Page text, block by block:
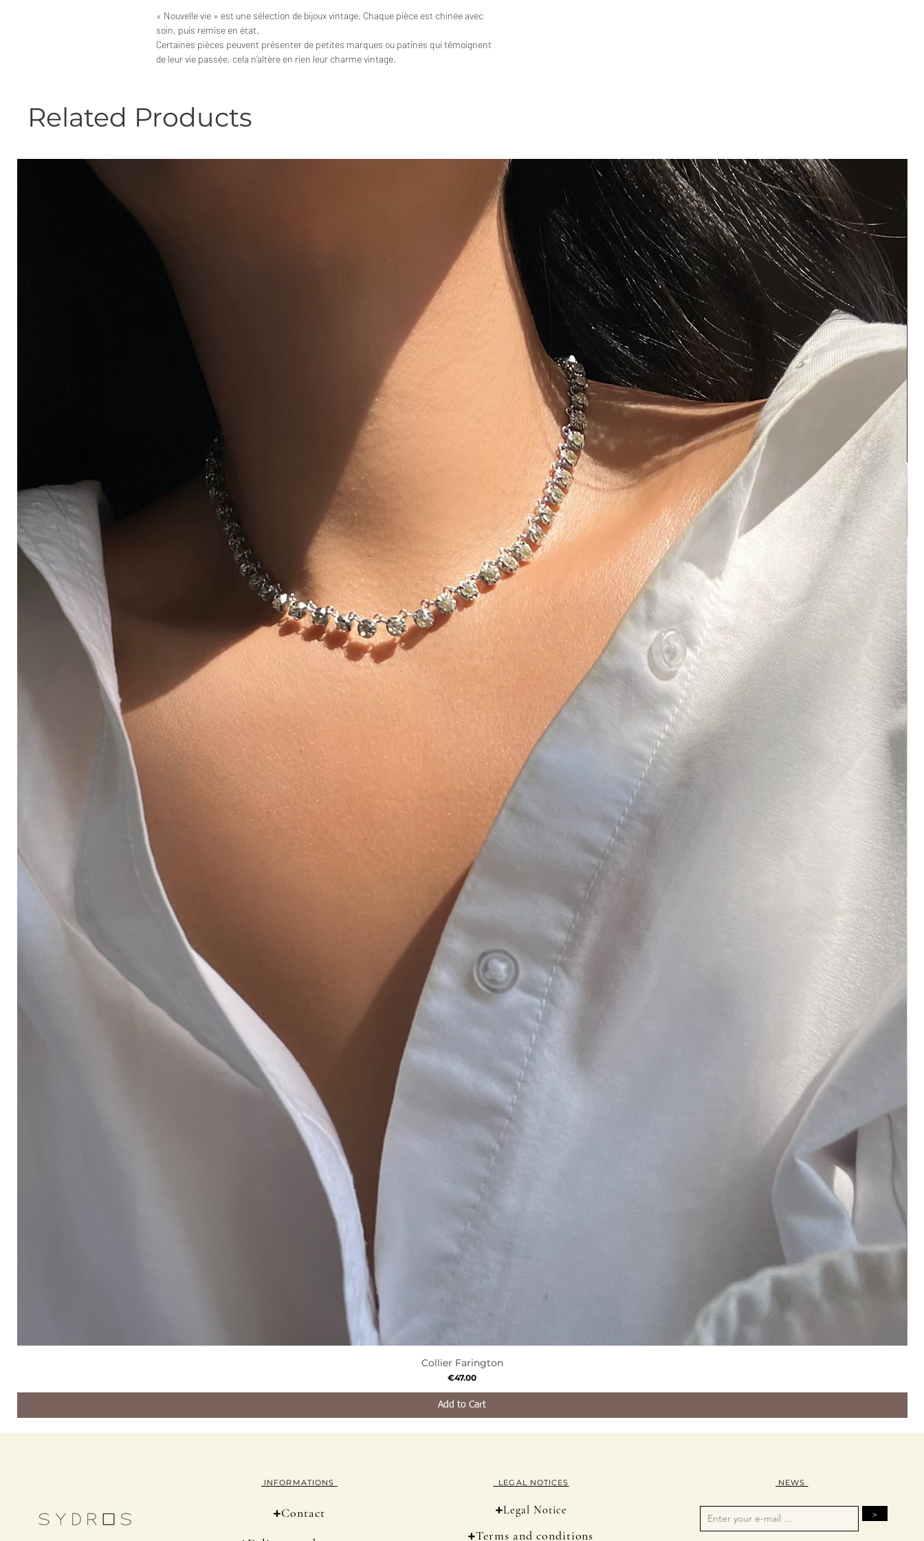
« Nouvelle vie » est une sélection de bijoux vintage. Chaque pièce est chinée avec
soin, puis remise en état.
Certaines pièces peuvent présenter de petites marques ou patines qui témoignent
de leur vie passée, cela n’altère en rien leur charme vintage.
Related Products
Quick View
Collier Farington
Price
€47.00
Add to Cart
INFORMATIONS
+Contact
LEGAL NOTICES
+Legal Notice
+Terms and conditions
NEWS
>